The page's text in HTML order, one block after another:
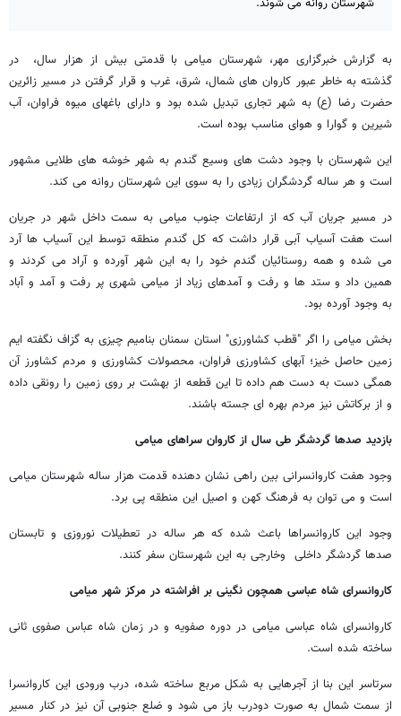
به گزارش خبرگزاری مهر، شهرستان میامی با قدمتی بیش از هزار سال، در
گذشته به خاطر عبور کاروان های شمال، شرق، غرب و قرار گرفتن در مسیر زائرین
حضرت رضا (ع) به شهر تجاری تبدیل شده بود و دارای باغهای میوه فراوان، آب
شیرین و گوارا و هوای مناسب بوده است.
این شهرستان با وجود دشت های وسیع گندم به شهر خوشه های طلایی مشهور
است و هر ساله گردشگران زیادی را به سوی این شهرستان روانه می کند.
در مسیر جریان آب که از ارتفاعات جنوب میامی به سمت داخل شهر در جریان
است هفت آسیاب آبی قرار داشت که کل گندم منطقه توسط این آسیاب ها آرد
می شده و همه روستائیان گندم خود را به این شهر آورده و آراد می کردند و
همین داد و ستد ها و رفت و آمدهای زیاد از میامی شهری پر رفت و آمد و آباد
به وجود آورده بود.
بخش میامی را اگر "قطب کشاورزی" استان سمنان بنامیم چیزی به گزاف نگفته ایم
زمین حاصل خیز؛ آبهای کشاورزی فراوان، محصولات کشاورزی و مردم کشاورز آن
همگی دست به دست هم داده تا این قطعه از بهشت بر روی زمین را رونقی داده
و از برکاتش نیز مردم بهره ای جسته باشند.
بازدید صدها گردشگر طی سال از کاروان سراهای میامی
وجود هفت کاروانسرانی بین راهی نشان دهنده قدمت هزار ساله شهرستان میامی
است و می توان به فرهنگ کهن و اصیل این منطقه پی برد.
وجود این کاروانسراها باعث شده که هر ساله در تعطیلات نوروزی و تابستان
صدها گردشگر داخلی وخارجی به این شهرستان سفر کنند.
کاروانسرای شاه عباسی همچون نگینی بر افراشته در مرکز شهر میامی
کاروانسرای شاه عباسی میامی در دوره صفویه و در زمان شاه عباس صفوی ثانی
ساخته شده است.
سرتاسر این بنا از آجرهایی به شکل مربع ساخته شده، درب ورودی این کاروانسرا
از سمت شمال به صورت دودرب باز می شود و ضلع جنوبی آن نیز در کنار مسیر